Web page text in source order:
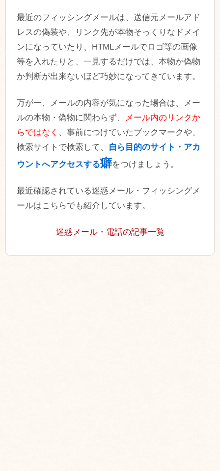
最近のフィッシングメールは、送信元メールアド
レスの偽装や、リンク先が本物そっくりなドメイ
ンになっていたり、HTMLメールでロゴ等の画像
等を入れたりと、一見するだけでは、本物か偽物
か判断が出来ないほど巧妙になってきています。
万が一、メールの内容が気になった場合は、メー
ルの本物・偽物に関わらず、 メール内のリンクか
らではなく 、事前につけていたブックマークや、
検索サイトで検索して、 自ら目的のサイト・アカ
ウントへアクセスする癖をつけましょう。
最近確認されている迷惑メール・フィッシングメ
ールはこちらでも紹介しています。
迷惑メール・電話の記事一覧